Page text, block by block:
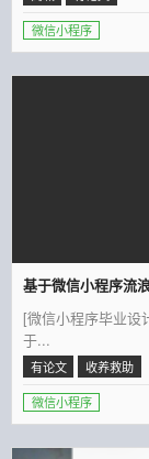
微信小程序
基于微信小程序流
[微信小程序毕业设
于...
有论文 收养救助
微信小程序